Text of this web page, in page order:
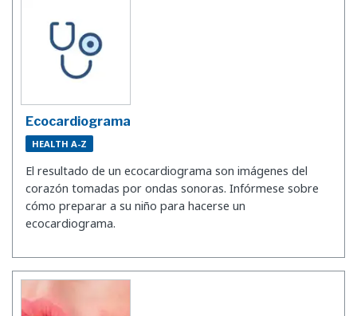
Ecocardiograma
HEALTH A-Z
El resultado de un ecocardiograma son imágenes del
corazón tomadas por ondas sonoras. Infórmese sobre
cómo preparar a su niño para hacerse un
ecocardiograma.